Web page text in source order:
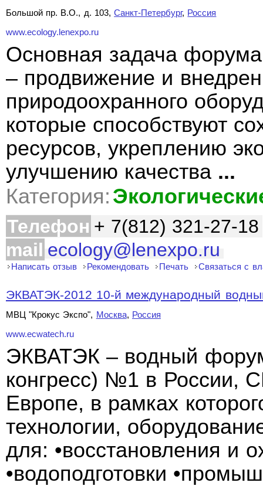
Большой пр. В.О., д. 103,Санкт-Петербург, Россия
www.ecology.lenexpo.ru
Основная задача
– продвижение и
природоохранного
которые способствуют
ресурсов, укреплению
улучшению качества ...
Категория:
Телефон + 7(812) 321-27-18
mail ecology@lenexpo.ru
Написать отзыв Рекомендовать Печать Связаться с
ЭКВАТЭК-2012 10-й международный
МВЦ "Крокус Экспо", Москва, Россия
www.ecwatech.ru
ЭКВАТЭК – водный
конгресс) №1 в России,
Европе, в рамках
технологии,
для: •восстановления и
•водоподготовки